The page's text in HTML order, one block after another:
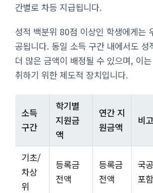
간별로 차등 지급됩니다.
성적 백분위 80점 이상인 학생에게는
공됩니다. 동일 소득 구간 내에서도 성
더 많은 금액이 배정될 수 있으며, 이
취하기 위한 제도적 장치입니다.
소득
구간
학기별
지원금
액
연간 지
원금액
비고
기초/
차상
위
등록금
전액
등록금
전액
국
포함